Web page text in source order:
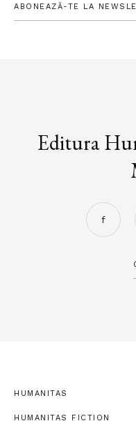
ABONEAZĂ-TE LA
Editura
HUMANITAS
HUMANITAS FICTION